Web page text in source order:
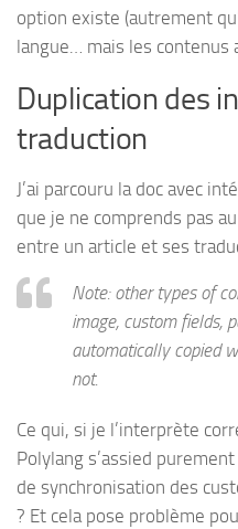
option existe (autrement
langue… mais les contenus
Duplication des
traduction
J’ai parcouru la doc avec
que je ne comprends pas
entre un article et ses
Note: other types of
image, custom fields,
automatically copied
not.
Ce qui, si je l’interprète
Polylang s’assied
de synchronisation des
? Et cela pose problème